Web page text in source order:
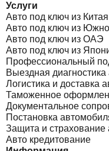
Услуги
Авто под ключ из Китая
Авто под ключ из
Авто под ключ из ОАЭ
Авто под ключ из
Профессиональный
Выездная
Логистика и доставка
Таможенное
Документальное
Постановка
Защита и страхование
Авто кредитование